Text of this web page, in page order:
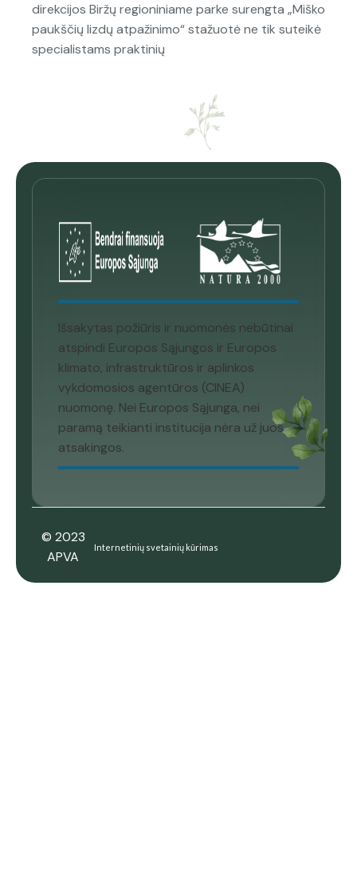
direkcijos Biržų regioniniame parke surengta „Miško
paukščių lizdų atpažinimo“ stažuotė ne tik suteikė
specialistams praktinių
Išsakytas požiūris ir nuomonės nebūtinai
atspindi Europos Sąjungos ir Europos
klimato, infrastruktūros ir aplinkos
vykdomosios agentūros (CINEA)
nuomonę. Nei Europos Sąjunga, nei
paramą teikianti institucija nėra už juos
atsakingos.
© 2023
APVA
Internetinių svetainių kūrimas